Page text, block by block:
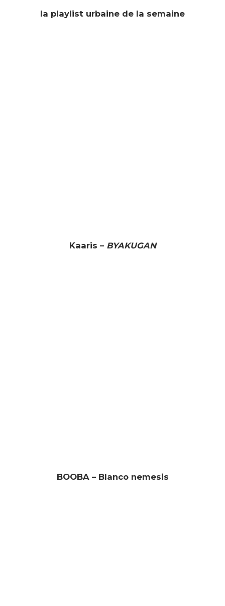
la playlist urbaine de la semaine
Kaaris – BYAKUGAN
BOOBA – Blanco nemesis